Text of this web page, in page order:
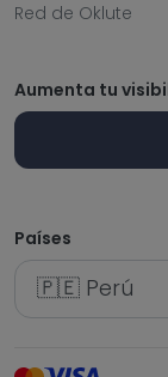
Red de Oklute
Aumenta tu
Países